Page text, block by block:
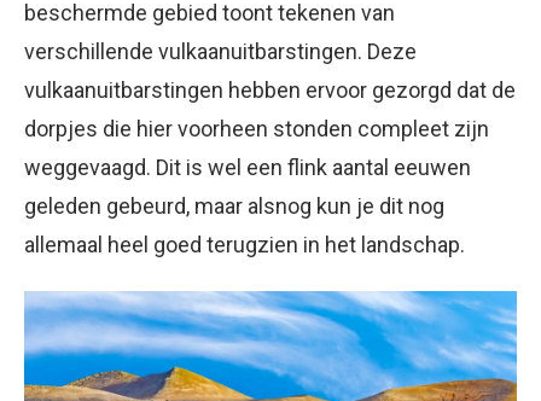
beschermde gebied toont tekenen van
verschillende vulkaanuitbarstingen. Deze
vulkaanuitbarstingen hebben ervoor gezorgd dat de
dorpjes die hier voorheen stonden compleet zijn
weggevaagd. Dit is wel een flink aantal eeuwen
geleden gebeurd, maar alsnog kun je dit nog
allemaal heel goed terugzien in het landschap.